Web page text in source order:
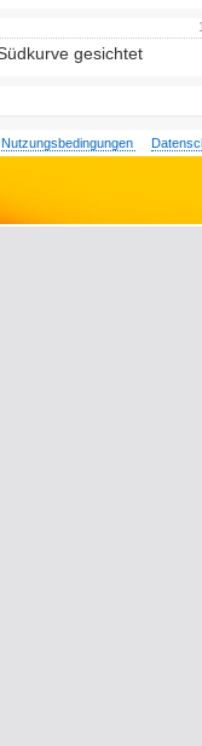
gesichtet
Nutzungsbedingungen